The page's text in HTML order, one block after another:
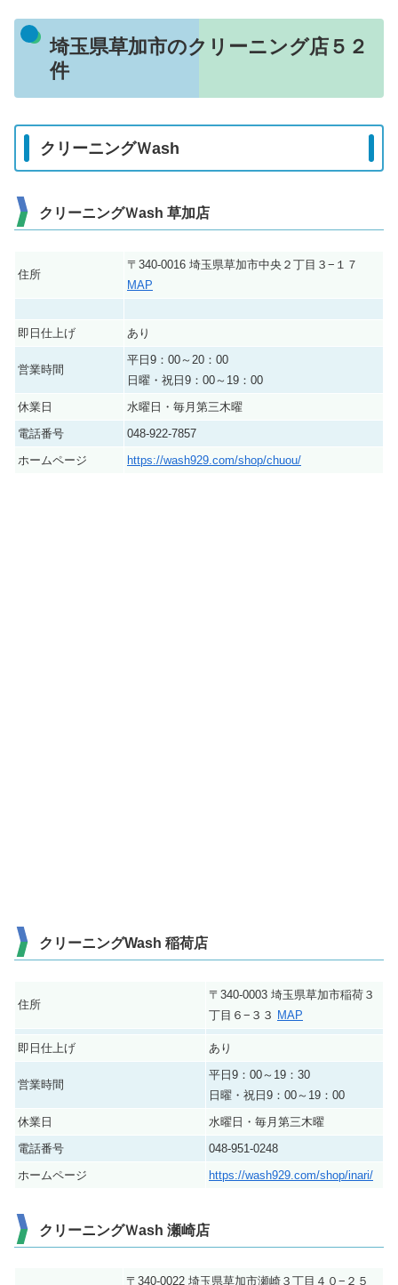
埼玉県草加市のクリーニング店５２
件
クリーニングＷash
クリーニングＷash 草加店
住所
〒340-0016 埼玉県草加市中央２丁目３−１７
MAP
即日仕上げ あり
営業時間
平日9：00～20：00
日曜・祝日9：00～19：00
休業日
水曜日・毎月第三木曜
電話番号
048-922-7857
ホームページ
https://wash929.com/shop/chuou/
クリーニングWash 稲荷店
住所
〒340-0003 埼玉県草加市稲荷３
丁目６−３３ MAP
即日仕上げ あり
営業時間
平日9：00～19：30
日曜・祝日9：00～19：00
休業日
水曜日・毎月第三木曜
電話番号
048-951-0248
ホームページ
https://wash929.com/shop/inari/
クリーニングＷash 瀬崎店
〒340-0022 埼玉県草加市瀬崎３丁目４０−２５